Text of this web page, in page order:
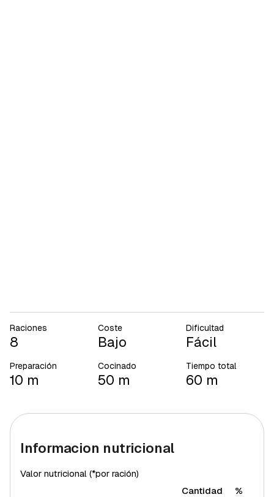
Raciones
8
Coste
Bajo
Dificultad
Fácil
Preparación
10 m
Cocinado
50 m
Tiempo total
60 m
Informacion nutricional
Valor nutricional (*por ración)
Cantidad
%